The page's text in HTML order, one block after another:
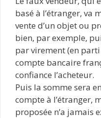
basé à l’étranger, va
vente d’un objet ou
bien, par exemple,
par virement (en
compte bancaire
confiance l’acheteur.
Puis la somme sera
compte à l’étranger,
proposée n’a jamais